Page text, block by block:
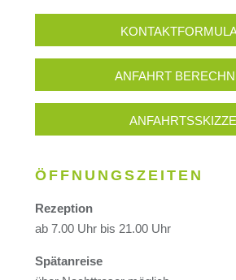
ANFAHRT
ANFAHRTSSKIZZE
ÖFFNUNGSZEITEN
Rezeption
ab 7.00 Uhr bis 21.00 Uhr
Spätanreise